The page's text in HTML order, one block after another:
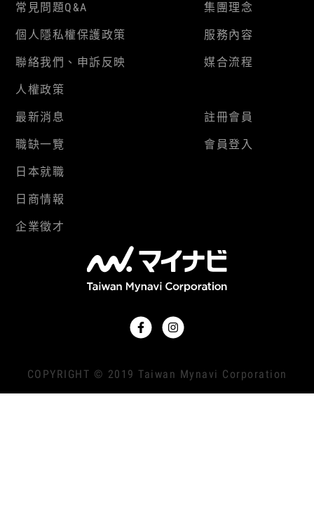
常見問題Q&A
個人隱私權保護政策
聯絡我們、申訴反映
人權政策
集團理念
服務內容
媒合流程
最新消息
職缺一覽
日本就職
日商情報
企業徵才
註冊會員
會員登入
COPYRIGHT © 2019 Taiwan Mynavi Corporation